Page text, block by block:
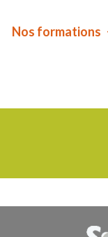
Nos formations